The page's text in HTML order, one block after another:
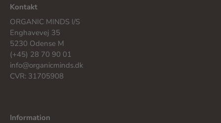
Kontakt
ORGANIC MINDS I/S
Enghavevej 35
5230 Odense M
(+45) 28 70 90 01
info@organicminds.dk
CVR: 31705908
Information